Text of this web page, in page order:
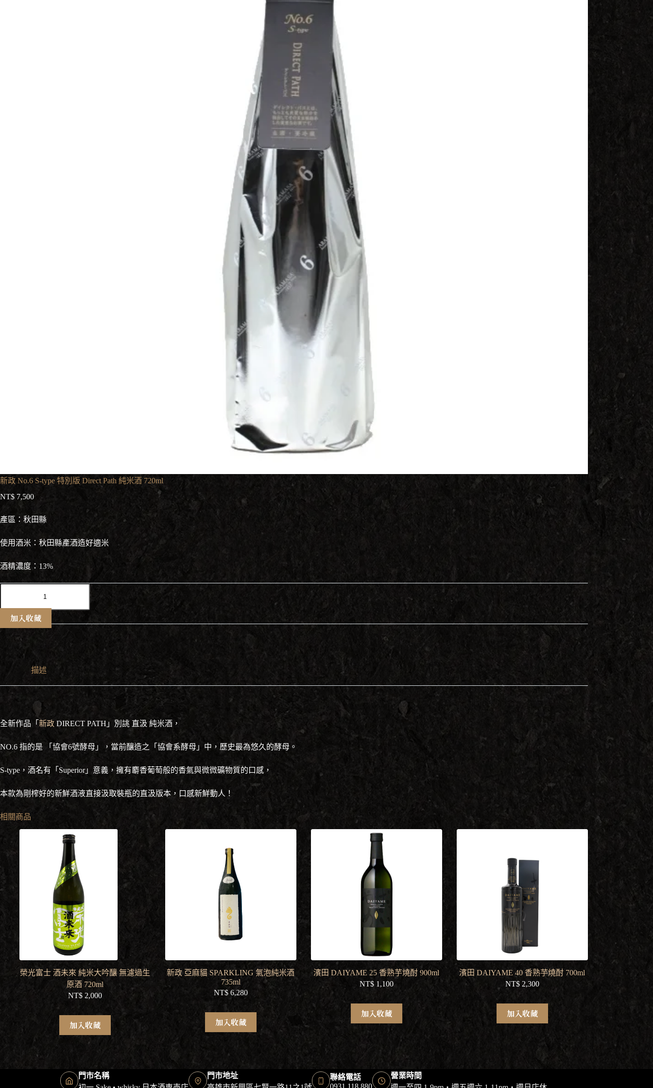
新政 No.6 S-type 特別版 Direct Path 純米酒 720ml
NT$ 7,500
產區：秋田縣
使用酒米：秋田縣產酒造好適米
酒精濃度：13%
No.6
type
Path
數
加入收藏
描述
全新作品「 新政 DIRECT PATH」別誂 直汲 純米酒，
NO.6 指的是 「協會6號酵母」，當前釀造之「協會系酵母」中，歷史最為悠久的酵母。
S-type，酒名有「Superior」意義，擁有麝香葡萄般的香氣與微微礦物質的口感，
本款為剛榨好的新鮮酒液直接汲取裝瓶的直汲版本，口感新鮮動人！
相關商品
榮光富士 酒未來 純米大吟釀 無濾過生
原酒 720ml
NT$2,000
加入收藏
新政 亞麻貓 SPARKLING 氣泡純米酒
735ml
NT$6,280
加入收藏
濱田 DAIYAME 25 香熟芋燒酎 900ml
NT$1,100
加入收藏
濱田 DAIYAME 40 香熟芋燒酎 700ml
NT$2,300
加入收藏
門市名稱
門市地址
聯絡電話
0931 118 880
營業時間